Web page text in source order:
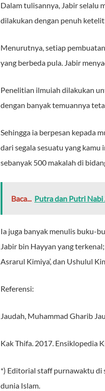
Dalam tulisannya, Jabir selalu
dilakukan dengan penuh
Menurutnya, setiap
yang berbeda pula. Jabir
Penelitian ilmuiah dilakukan
dengan banyak temuannya
Sehingga ia berpesan kepada
dari segala sesuatu yang kamu
sebanyak 500 makalah di
Baca... Putra dan Putri
Ia juga banyak menulis buku-
Jabir bin Hayyan yang
Asrarul Kimiya’, dan Ushulul
Referensi:
Jaudah, Muhammad Gharib
Kak Thifa. 2017. Ensiklopedia
*) Editorial staff purnawaktu di
dunia Islam.